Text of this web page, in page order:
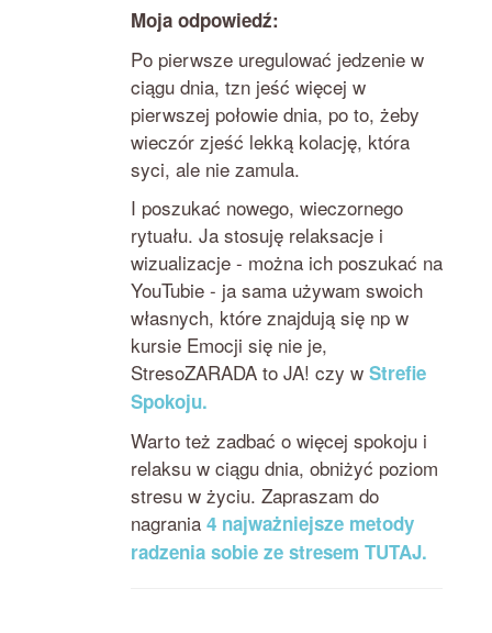
Moja odpowiedź:
Po pierwsze uregulować jedzenie w
ciągu dnia, tzn jeść więcej w
pierwszej połowie dnia, po to, żeby
wieczór zjeść lekką kolację, która
syci, ale nie zamula.
I poszukać nowego, wieczornego
rytuału. Ja stosuję relaksacje i
wizualizacje - można ich poszukać na
YouTubie - ja sama używam swoich
własnych, które znajdują się np w
kursie Emocji się nie je,
StresoZARADA to JA! czy w Strefie
Spokoju.
Warto też zadbać o więcej spokoju i
relaksu w ciągu dnia, obniżyć poziom
stresu w życiu. Zapraszam do
nagrania 4 najważniejsze metody
radzenia sobie ze stresem TUTAJ.